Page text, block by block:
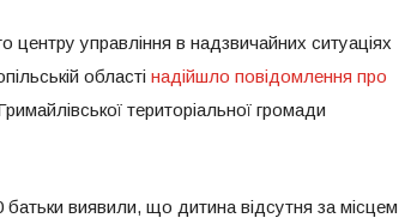
центру управління в надзвичайних ситуаціях
області надійшло повідомлення про
територіальної громади
виявили, що дитина відсутня за місцем